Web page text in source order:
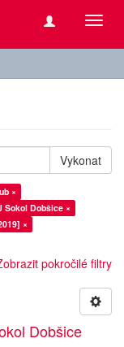
Vykonat
×
Sokol Dobšice ×
×
pokročilé filtry
Dobšice